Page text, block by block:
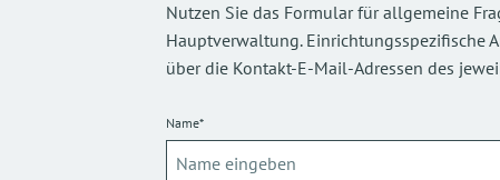
Nutzen Sie das Formular für allgemeine
Hauptverwaltung. Einrichtungsspezifische
über die Kontakt-E-Mail-Adressen des
Name*